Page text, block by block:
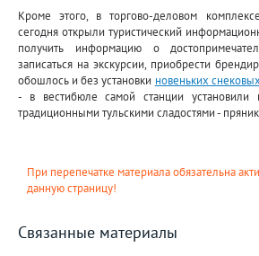
Кроме этого, в торгово-деловом
сегодня открыли туристический
получить информацию о
записаться на экскурсии, приобрести
обошлось и без установки новеньких
- в вестибюле самой станции установили
традиционными тульскими сладостями -
При перепечатке материала обязательна
данную страницу!
Связанные материалы